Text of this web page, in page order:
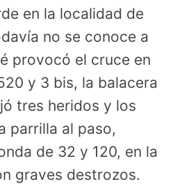
en la localidad de
no se conoce a
provocó el cruce en
y 3 bis, la balacera
tres heridos y los
parrilla al paso,
de 32 y 120, en la
graves destrozos.